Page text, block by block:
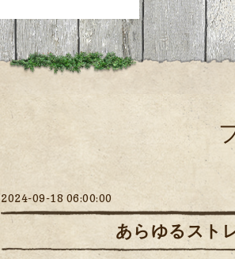
2024-09-18 06:00:00
あらゆるスト